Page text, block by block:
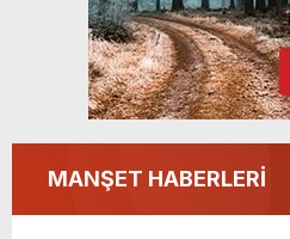
MANŞET HABERLERİ